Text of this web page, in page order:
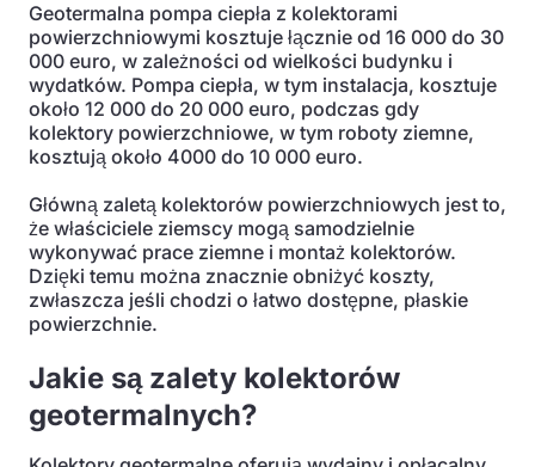
Geotermalna pompa ciepła z kolektorami
powierzchniowymi kosztuje łącznie od 16 000 do 30
000 euro, w zależności od wielkości budynku i
wydatków. Pompa ciepła, w tym instalacja, kosztuje
około 12 000 do 20 000 euro, podczas gdy
kolektory powierzchniowe, w tym roboty ziemne,
kosztują około 4000 do 10 000 euro.
Główną zaletą kolektorów powierzchniowych jest to,
że właściciele ziemscy mogą samodzielnie
wykonywać prace ziemne i montaż kolektorów.
Dzięki temu można znacznie obniżyć koszty,
zwłaszcza jeśli chodzi o łatwo dostępne, płaskie
powierzchnie.
Jakie są zalety kolektorów
geotermalnych?